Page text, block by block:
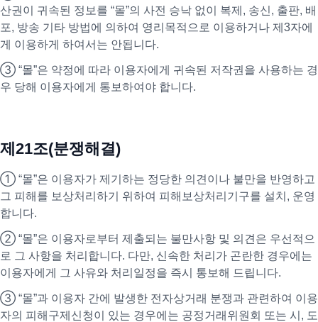
산권이 귀속된 정보를 “몰”의 사전 승낙 없이 복제, 송신, 출판, 배
포, 방송 기타 방법에 의하여 영리목적으로 이용하거나 제3자에
게 이용하게 하여서는 안됩니다.
③ “몰”은 약정에 따라 이용자에게 귀속된 저작권을 사용하는 경
우 당해 이용자에게 통보하여야 합니다.
제21조(분쟁해결)
① “몰”은 이용자가 제기하는 정당한 의견이나 불만을 반영하고
그 피해를 보상처리하기 위하여 피해보상처리기구를 설치, 운영
합니다.
② “몰”은 이용자로부터 제출되는 불만사항 및 의견은 우선적으
로 그 사항을 처리합니다. 다만, 신속한 처리가 곤란한 경우에는
이용자에게 그 사유와 처리일정을 즉시 통보해 드립니다.
③ “몰”과 이용자 간에 발생한 전자상거래 분쟁과 관련하여 이용
자의 피해구제신청이 있는 경우에는 공정거래위원회 또는 시, 도